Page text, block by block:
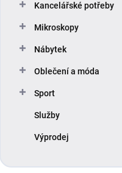
Kancelářské potřeby
Mikroskopy
Nábytek
Oblečení a móda
Sport
Služby
Výprodej